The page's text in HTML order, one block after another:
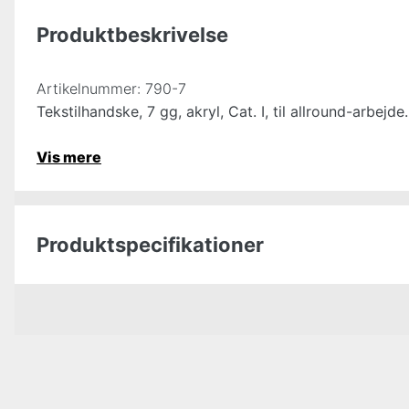
Produktbeskrivelse
Artikelnummer: 790-7
Tekstilhandske, 7 gg, akryl, Cat. I, til allround-arbejde.
Vis mere
Produktspecifikationer